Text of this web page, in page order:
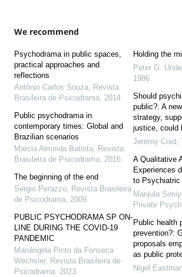
We recommend
Psychodrama in public spaces,
practical approaches and
reflections
Antônio Carlos Souza, Revista
Brasileira de Psicodrama, 2014
Public psychodrama in
contemporary times: Global and
Brazilian scenarios
Marcia Almeida Batista, Revista
Brasileira de Psicodrama, 2016
The beginning of the end
Sergio Perazzo, Revista Brasileira
de Psicodrama, 2009
PUBLIC PSYCHODRAMA SP ON-
LINE DURING THE COVID-19
PANDEMIC
Mariângela Pinto da Fonseca
Wechsler, Revista Brasileira de
Psicodrama, 2023
Holding the
Peter G.
1986
Should
public?: A
strategy,
justice, could
Jeremy Coid,
A Qualitative
Experiences
to Psychiatric
Manjula
Private
Public health
prevention?:
proposals
as public
Nigel